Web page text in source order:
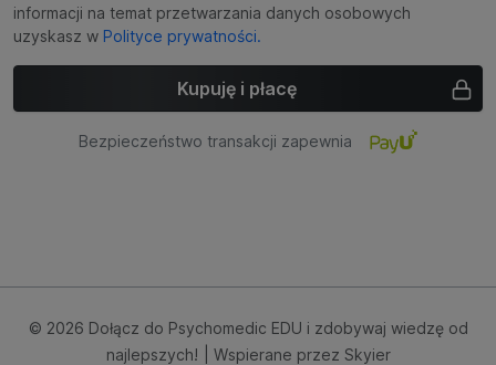
informacji na temat przetwarzania danych osobowych
uzyskasz w Polityce prywatności.
Kupuję i płacę
Bezpieczeństwo transakcji zapewnia
© 2026 Dołącz do Psychomedic EDU i zdobywaj wiedzę od
najlepszych!
| Wspierane przez Skyier